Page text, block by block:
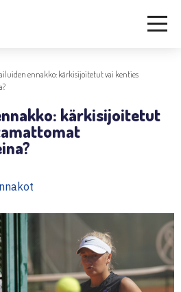
ennakko: kärkisijoitetut vai kenties
kärkisijoitetut